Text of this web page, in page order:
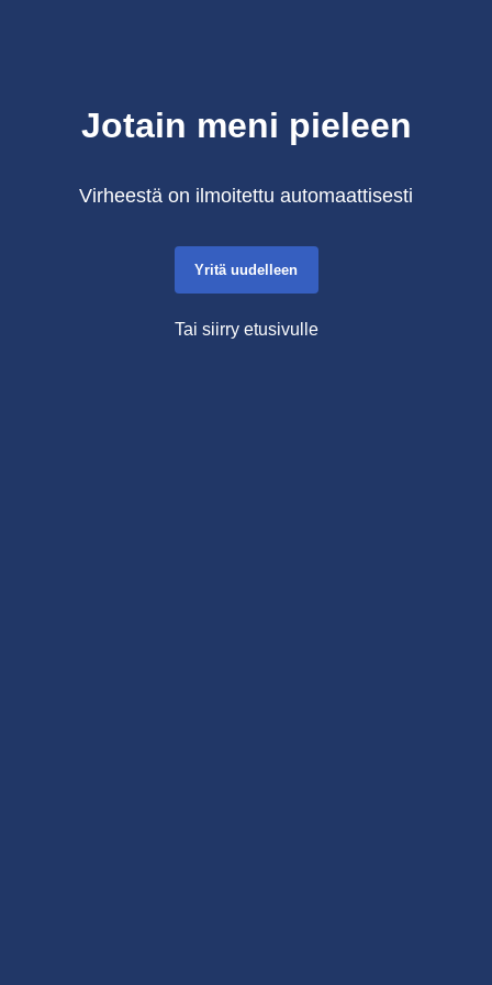
Jotain meni pieleen
Virheestä on ilmoitettu automaattisesti
Yritä uudelleen
Tai siirry etusivulle